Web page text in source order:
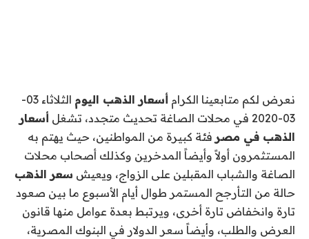
نعرض لكم متابعينا الكرام أسعار الذهب اليوم
الثلاثاء 03-
03-2020 في محلات الصاغة تحديث متجدد، تشغل
أسعار
الذهب في مصر فئة كبيرة من المواطنين، حيث يهتم به
المستثمرون أولاً وأيضاً المدخرين وكذلك أصحاب محلات
الصاغة والشباب المقبلين على الزواج، ويعيش سعر الذهب
حالة من التأرجح المستمر طوال أيام الأسبوع ما بين صعود
تارة وانخفاض تارة أخرى، ويرتبط بعدة عوامل منها قانون
العرض والطلب، وأيضاً سعر الدولار في البنوك المصرية،